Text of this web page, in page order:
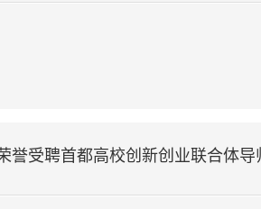
誉受聘首都高校创新创业联合体导